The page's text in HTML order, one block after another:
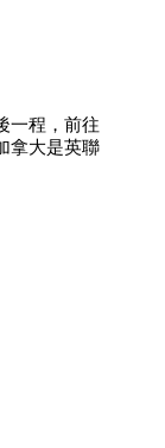
一程，前往
拿大是英聯